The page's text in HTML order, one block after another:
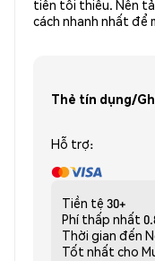
tiền tối thiểu. Nền
cách nhanh nhất để
Thẻ tín dụng/
Hỗ trợ:
Tiền tệ 30+
Phí thấp nhất
Thời gian đến
Tốt nhất cho